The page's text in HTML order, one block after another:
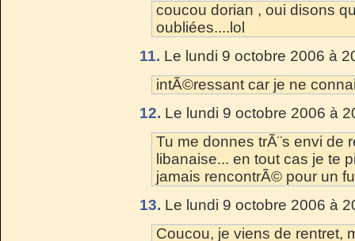
coucou dorian , oui disons
oubliées....lol
11. Le lundi 9 octobre 2006 à
intÃ©ressant car je ne
12. Le lundi 9 octobre 2006 à
Tu me donnes trÃ¨s envi de
libanaise... en tout cas je te
jamais rencontrÃ© pour un
13. Le lundi 9 octobre 2006 à
Coucou, je viens de rentret,